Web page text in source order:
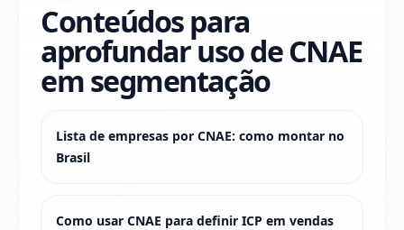
Conteúdos para
aprofundar uso de CNAE
em segmentação
Lista de empresas por CNAE: como montar no
Brasil
Como usar CNAE para definir ICP em vendas